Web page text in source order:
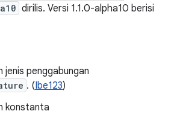
dirilis. Versi 1.1.0-alpha10 berisi
jenis penggabungan
. (Ibe123)
konstanta